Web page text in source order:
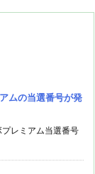
ムの当選番号が発
レミアム当選番号